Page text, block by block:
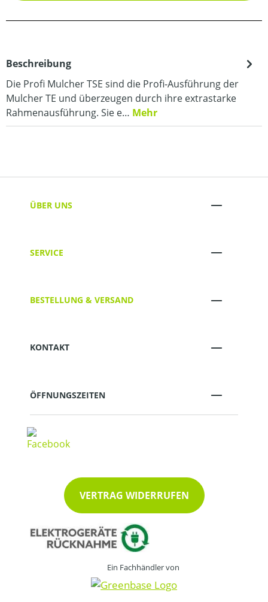
Beschreibung
Die Profi Mulcher TSE sind die Profi-Ausführung der
Mulcher TE und überzeugen durch ihre extrastarke
Rahmenausführung. Sie e… Mehr
ÜBER UNS
SERVICE
BESTELLUNG & VERSAND
KONTAKT
ÖFFNUNGSZEITEN
VERTRAG WIDERRUFEN
Ein Fachhändler von